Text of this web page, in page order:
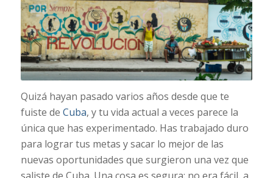
Quizá hayan pasado varios años desde que te
fuiste de Cuba, y tu vida actual a veces parece la
única que has experimentado. Has trabajado duro
para lograr tus metas y sacar lo mejor de las
nuevas oportunidades que surgieron una vez que